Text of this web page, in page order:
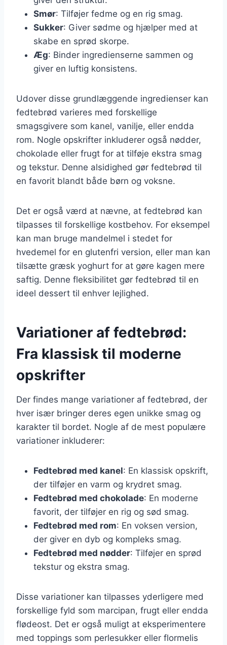
Smør: Tilføjer fedme og en rig smag.
Sukker: Giver sødme og hjælper med at
skabe en sprød skorpe.
Æg: Binder ingredienserne sammen og
giver en luftig konsistens.
Udover disse grundlæggende ingredienser kan
fedtebrød varieres med forskellige
smagsgivere som kanel, vanilje, eller endda
rom. Nogle opskrifter inkluderer også nødder,
chokolade eller frugt for at tilføje ekstra smag
og tekstur. Denne alsidighed gør fedtebrød til
en favorit blandt både børn og voksne.
Det er også værd at nævne, at fedtebrød kan
tilpasses til forskellige kostbehov. For eksempel
kan man bruge mandelmel i stedet for
hvedemel for en glutenfri version, eller man kan
tilsætte græsk yoghurt for at gøre kagen mere
saftig. Denne fleksibilitet gør fedtebrød til en
ideel dessert til enhver lejlighed.
Variationer af fedtebrød:
Fra klassisk til moderne
opskrifter
Der findes mange variationer af fedtebrød, der
hver især bringer deres egen unikke smag og
karakter til bordet. Nogle af de mest populære
variationer inkluderer:
Fedtebrød med kanel: En klassisk opskrift,
der tilføjer en varm og krydret smag.
Fedtebrød med chokolade: En moderne
favorit, der tilføjer en rig og sød smag.
Fedtebrød med rom: En voksen version,
der giver en dyb og kompleks smag.
Fedtebrød med nødder: Tilføjer en sprød
tekstur og ekstra smag.
Disse variationer kan tilpasses yderligere med
forskellige fyld som marcipan, frugt eller endda
flødeost. Det er også muligt at eksperimentere
med toppings som perlesukker eller flormelis